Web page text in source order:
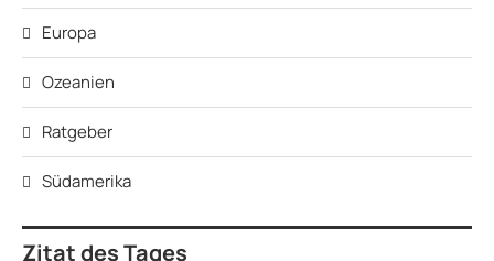
Europa
Ozeanien
Ratgeber
Südamerika
Zitat des Tages